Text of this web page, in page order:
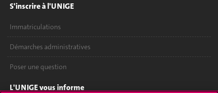
S'inscrire à l'UNIGE
Immatriculations
Démarches administratives
Poser une question
L'UNIGE vous informe